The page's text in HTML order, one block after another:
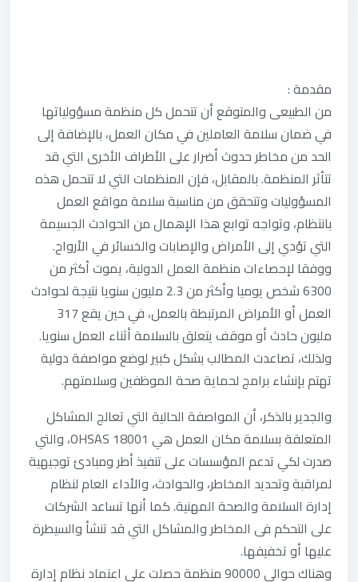
مقدمة :
من الطبيعى والمتوقع أن تتحمل كل منظمة مسؤولياتها
في ضمان سلامة العاملين في مكان العمل، بالإضافة إلى
الحد من مخاطر حدوث أضرار على الأطراف الأخرى التي قد
تتأثر المنظمة. بالمقابل، فإن المنظمات التي لا تتحمل هذه
المسؤوليات وتتحقق من مناسبة سلامة مواقع العمل
بانتظام، وتواجه توابع هذا الإهمال من الحوادث الجسيمة
التي تؤدي إلى الأمراض والإصابات والخسائر في الأرواح.
ووفقا لإحصاءات منظمة العمل الدولية، يموت أكثر من
6300 شخص يوميا وأكثر من 2.3 مليون سنويا نتيجة لحوادث
العمل أو الأمراض المرتبطة بالعمل، في حين يقع 317
مليون حادث أو موقف يتعلق بالسلامة أثناء العمل سنويا.
ولذلك، تصاعدت المطالب بشكل كبير لوضع مواصفة دولية
تهتم بإنشاء برامج لحماية صحة الموظفين وسلامتهم.
والجدير بالذكر، أن المواصفة الحالية التي تعالج المشاكل
المتعلقة بسلامة مكان العمل هي OHSAS 18001، والتي
صدرت لكي تدعم المؤسسات على تنفيذ أطر ومبادئ توجيهية
لمراقبة وتحديد المخاطر، والحوادث، والأداء العام لنظام
إدارة السلامة والصحة المهنية. كما أنها تساعد الشركات
على التحكم فى المخاطر والمشاكل التي قد تنشأ والسيطرة
عليها أو تخفيفها.
وهناك حوالي 90000 منظمة حصلت على اعتماد نظام إدارة